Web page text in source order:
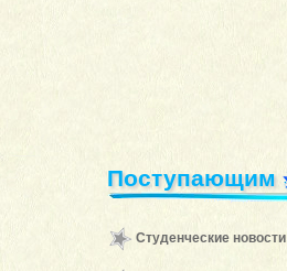
Поступающим
Студенческие новости